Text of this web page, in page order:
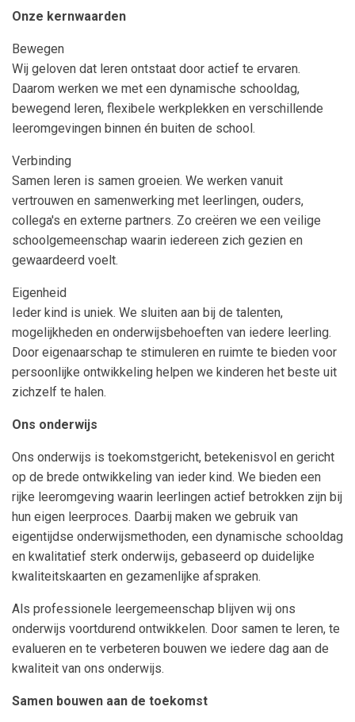
Onze kernwaarden
Bewegen
Wij geloven dat leren ontstaat door actief te ervaren.
Daarom werken we met een dynamische schooldag,
bewegend leren, flexibele werkplekken en verschillende
leeromgevingen binnen én buiten de school.
Verbinding
Samen leren is samen groeien. We werken vanuit
vertrouwen en samenwerking met leerlingen, ouders,
collega's en externe partners. Zo creëren we een veilige
schoolgemeenschap waarin iedereen zich gezien en
gewaardeerd voelt.
Eigenheid
Ieder kind is uniek. We sluiten aan bij de talenten,
mogelijkheden en onderwijsbehoeften van iedere leerling.
Door eigenaarschap te stimuleren en ruimte te bieden voor
persoonlijke ontwikkeling helpen we kinderen het beste uit
zichzelf te halen.
Ons onderwijs
Ons onderwijs is toekomstgericht, betekenisvol en gericht
op de brede ontwikkeling van ieder kind. We bieden een
rijke leeromgeving waarin leerlingen actief betrokken zijn bij
hun eigen leerproces. Daarbij maken we gebruik van
eigentijdse onderwijsmethoden, een dynamische schooldag
en kwalitatief sterk onderwijs, gebaseerd op duidelijke
kwaliteitskaarten en gezamenlijke afspraken.
Als professionele leergemeenschap blijven wij ons
onderwijs voortdurend ontwikkelen. Door samen te leren, te
evalueren en te verbeteren bouwen we iedere dag aan de
kwaliteit van ons onderwijs.
Samen bouwen aan de toekomst